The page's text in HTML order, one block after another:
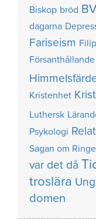
Biskop bröd BV
dagarna
Fariseism
Försanthållande
Kristenhet
Luthersk
Psykologi
Sagan om
var det då
troslära
domen